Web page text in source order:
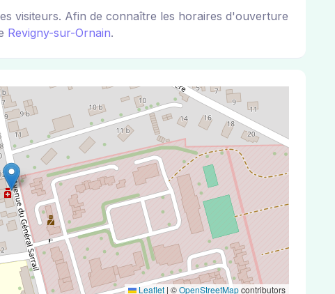
visiteurs. Afin de connaître les horaires d'ouverture
Revigny-sur-Ornain.
Leaflet | ©OpenStreetMapcontributors